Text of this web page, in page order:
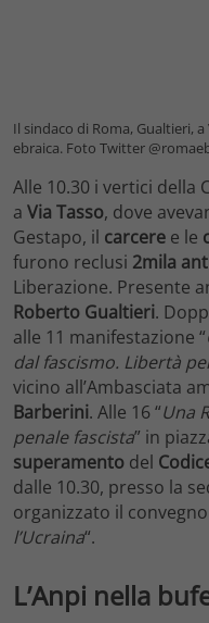
Il sindaco di Roma, Gualtieri,
ebraica. Foto Twitter
Alle 10.30 i vertici della
a Via Tasso, dove
Gestapo, il carcere e le
furono reclusi 2mila
Liberazione. Presente
Roberto Gualtieri.
alle 11 manifestazione “
dal fascismo. Libertà
vicino all’Ambasciata
Barberini. Alle 16 “Una
penale fascista” in
superamento del
dalle 10.30, presso la
organizzato il convegno
l’Ucraina“.
L’Anpi nella